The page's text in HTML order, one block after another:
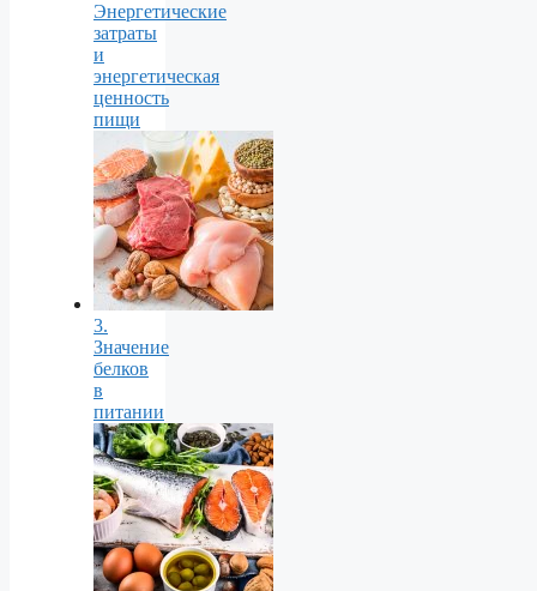
Энергетические
затраты
и
энергетическая
ценность
пищи
3.
Значение
белков
в
питании